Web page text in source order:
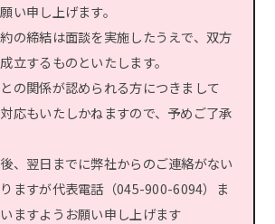
い申し上げます。
の締結は面談を実施したうえで、双方
立するものといたします。
の関係が認められる方につきまして
応もいたしかねますので、予めご了承
、翌日までに弊社からのご連絡がない
ますが代表電話（045-900-6094）ま
ますようお願い申し上げます